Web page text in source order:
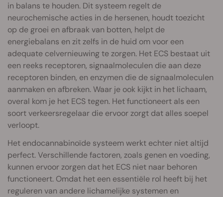
in balans te houden. Dit systeem regelt de
neurochemische acties in de hersenen, houdt toezicht
op de groei en afbraak van botten, helpt de
energiebalans en zit zelfs in de huid om voor een
adequate celvernieuwing te zorgen. Het ECS bestaat uit
een reeks receptoren, signaalmoleculen die aan deze
receptoren binden, en enzymen die de signaalmoleculen
aanmaken en afbreken. Waar je ook kijkt in het lichaam,
overal kom je het ECS tegen. Het functioneert als een
soort verkeersregelaar die ervoor zorgt dat alles soepel
verloopt.
Het endocannabinoïde systeem werkt echter niet altijd
perfect. Verschillende factoren, zoals genen en voeding,
kunnen ervoor zorgen dat het ECS niet naar behoren
functioneert. Omdat het een essentiële rol heeft bij het
reguleren van andere lichamelijke systemen en